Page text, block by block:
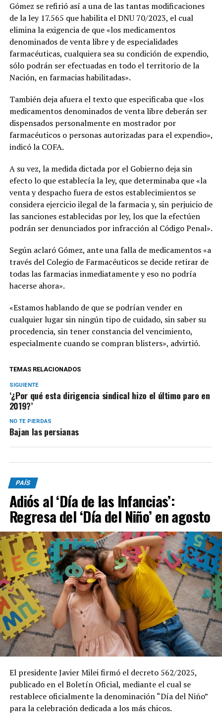
Gómez se refirió así a una de las tantas modificaciones
de la ley 17.565 que habilita el DNU 70/2023, el cual
elimina la exigencia de que «los medicamentos
denominados de venta libre y de especialidades
farmacéuticas, cualquiera sea su condición de expendio,
sólo podrán ser efectuadas en todo el territorio de la
Nación, en farmacias habilitadas».
También deja afuera el texto que especificaba que «los
medicamentos denominados de venta libre deberán ser
dispensados personalmente en mostrador por
farmacéuticos o personas autorizadas para el expendio»,
indicó la COFA.
A su vez, la medida dictada por el Gobierno deja sin
efecto lo que establecía la ley, que determinaba que «la
venta y despacho fuera de estos establecimientos se
considera ejercicio ilegal de la farmacia y, sin perjuicio de
las sanciones establecidas por ley, los que la efectúen
podrán ser denunciados por infracción al Código Penal».
Según aclaró Gómez, ante una falla de medicamentos «a
través del Colegio de Farmacéuticos se decide retirar de
todas las farmacias inmediatamente y eso no podría
hacerse ahora».
«Estamos hablando de que se podrían vender en
cualquier lugar sin ningún tipo de cuidado, sin saber su
procedencia, sin tener constancia del vencimiento,
especialmente cuando se compran blisters», advirtió.
TEMAS RELACIONADOS
SIGUIENTE
‘¿Por qué esta dirigencia sindical hizo el último paro en
2019?’
NO TE PIERDAS
Bajan las persianas
PAÍS
Adiós al ‘Día de las Infancias’:
Regresa del ‘Día del Niño’ en agosto
El presidente Javier Milei firmó el decreto 562/2025,
publicado en el Boletín Oficial, mediante el cual se
restablece oficialmente la denominación “Día del Niño”
para la celebración dedicada a los más chicos.